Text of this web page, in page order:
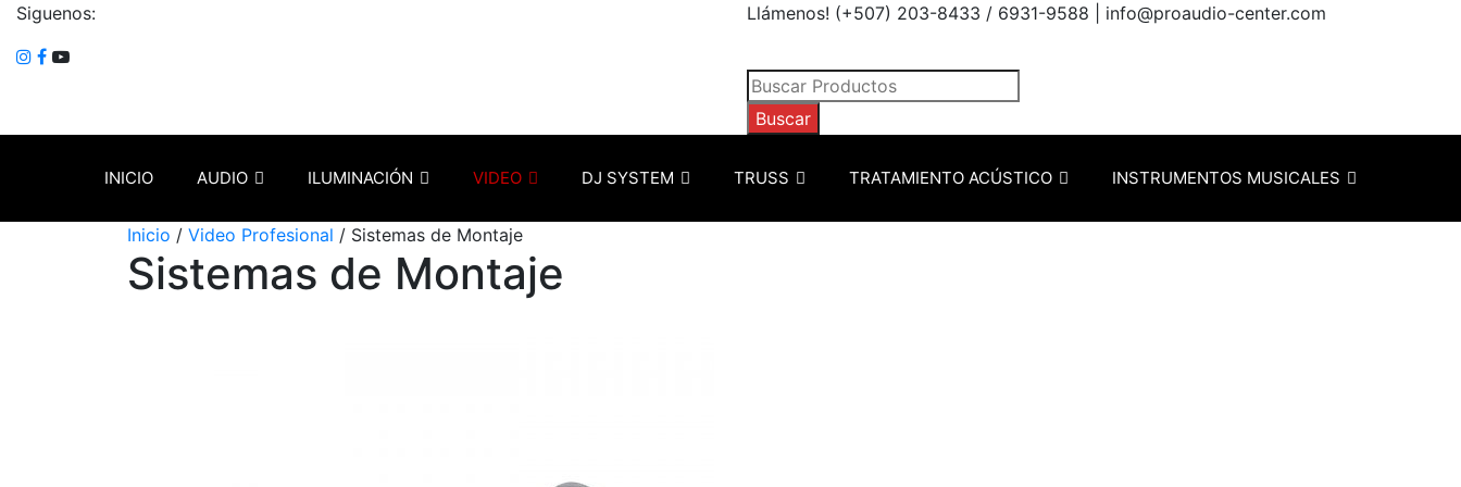
Siguenos: Llámenos! (+507) 203-8433 / 6931-9588 | info@proaudio-center.com
Búsqueda
de
productos
Buscar
INICIO AUDIO ILUMINACIÓN VIDEO DJ SYSTEM TRUSS TRATAMIENTO ACÚSTICO INSTRUMENTOS MUSICALES
Inicio / Video Profesional / Sistemas de Montaje
Sistemas de Montaje